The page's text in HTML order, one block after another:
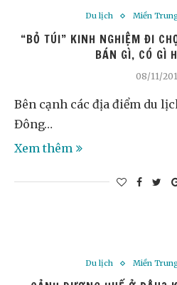
Du lịch Miền
“BỎ TÚI” KINH NGHIỆM ĐI
BÁN GÌ, CÓ GÌ
08/11/
Bên cạnh các địa điểm du
Đông…
Xem thêm
Du lịch Miền